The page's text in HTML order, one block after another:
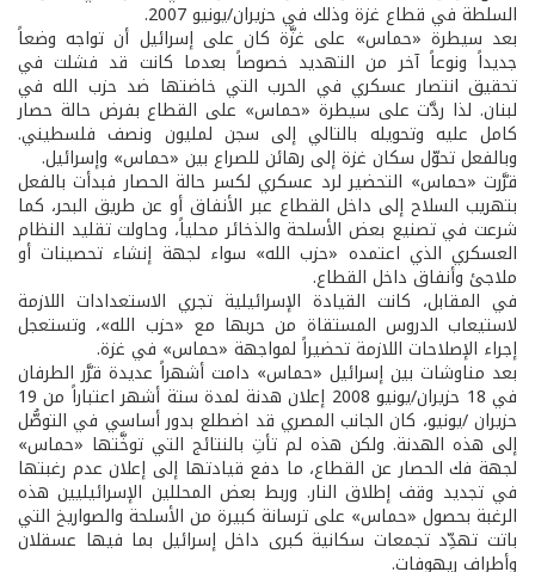
السلطة في قطاع غزة وذلك في حزيران/يونيو 2007.
بعد سيطرة «حماس» على غزَّة كان على إسرائيل أن تواجه وضعاً
جديداً ونوعاً آخر من التهديد خصوصاً بعدما كانت قد فشلت في
تحقيق انتصار عسكري في الحرب التي خاضتها ضد حزب الله في
لبنان. لذا ردَّت على سيطرة «حماس» على القطاع بفرض حالة حصار
كامل عليه وتحويله بالتالي إلى سجن لمليون ونصف فلسطيني.
وبالفعل تحوّل سكان غزة إلى رهائن للصراع بين «حماس» وإسرائيل.
قرَّرت «حماس» التحضير لرد عسكري لكسر حالة الحصار فبدأت بالفعل
بتهريب السلاح إلى داخل القطاع عبر الأنفاق أو عن طريق البحر، كما
شرعت في تصنيع بعض الأسلحة والذخائر محلياً، وحاولت تقليد النظام
العسكري الذي اعتمده «حزب الله» سواء لجهة إنشاء تحصينات أو
ملاجئ وأنفاق داخل القطاع.
في المقابل، كانت القيادة الإسرائيلية تجري الاستعدادات اللازمة
لاستيعاب الدروس المستقاة من حربها مع «حزب الله»، وتستعجل
إجراء الإصلاحات اللازمة تحضيراً لمواجهة «حماس» في غزة.
بعد مناوشات بين إسرائيل «حماس» دامت أشهراً عديدة قرَّر الطرفان
في 18 حزيران/يونيو 2008 إعلان هدنة لمدة ستة أشهر اعتباراً من 19
حزيران /يونيو، كان الجانب المصري قد اضطلع بدور أساسي في التوصُّل
إلى هذه الهدنة. ولكن هذه لم تأتِ بالنتائج التي توخَّتها «حماس»
لجهة فك الحصار عن القطاع، ما دفع قيادتها إلى إعلان عدم رغبتها
في تجديد وقف إطلاق النار. وربط بعض المحللين الإسرائيليين هذه
الرغبة بحصول «حماس» على ترسانة كبيرة من الأسلحة والصواريخ التي
باتت تهدِّد تجمعات سكانية كبرى داخل إسرائيل بما فيها عسقلان
وأطراف ريهوفات.